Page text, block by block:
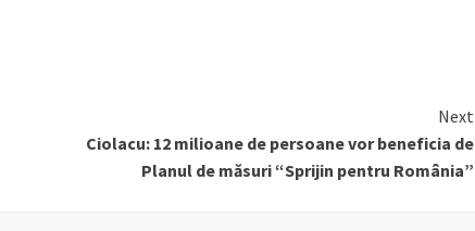
Next
Ciolacu: 12 milioane de persoane vor beneficia de
Planul de măsuri “Sprijin pentru România”